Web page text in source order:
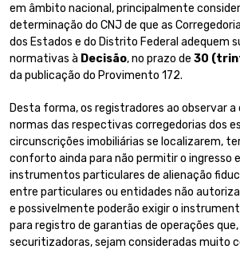
em âmbito nacional, principalmente
determinação do CNJ de que as
dos Estados e do Distrito Federal adequem
normativas à Decisão, no prazo de 30
da publicação do Provimento 172.
Desta forma, os registradores ao observar a
normas das respectivas corregedorias dos
circunscrições imobiliárias se localizarem,
conforto ainda para não permitir o ingresso
instrumentos particulares de alienação
entre particulares ou entidades não
e possivelmente poderão exigir o
para registro de garantias de operações
securitizadoras, sejam consideradas muito